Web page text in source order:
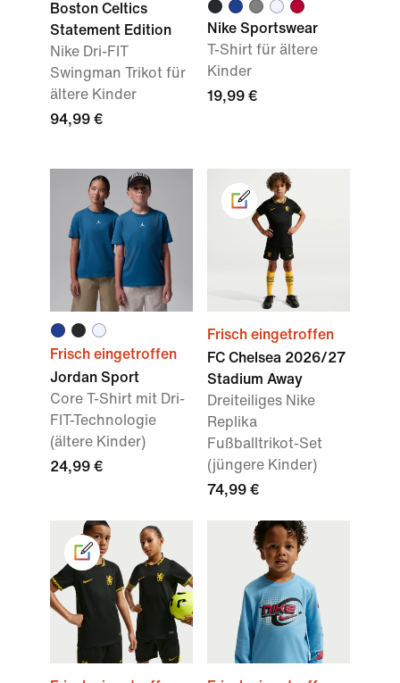
Boston Celtics
Statement Edition
Nike Dri-FIT
Swingman Trikot für
ältere Kinder
94,99 €
Nike Sportswear
T-Shirt für ältere
Kinder
19,99 €
Frisch eingetroffen
Jordan Sport
Core T-Shirt mit Dri-
FIT-Technologie
(ältere Kinder)
24,99 €
Frisch eingetroffen
FC Chelsea 2026/27
Stadium Away
Dreiteiliges Nike
Replika
Fußballtrikot-Set
(jüngere Kinder)
74,99 €